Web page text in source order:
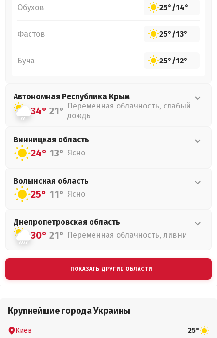
Обухов 25°/14°
Фастов 25°/13°
Буча 25°/12°
Автономная Республика Крым
34° 21° Переменная облачность, слабый
дождь
Винницкая область
24° 13° Ясно
Волынская область
25° 11° Ясно
Днепропетровская область
30° 21° Переменная облачность, ливни
ПОКАЗАТЬ ДРУГИЕ ОБЛАСТИ
Крупнейшие города Украины
Киев 25°